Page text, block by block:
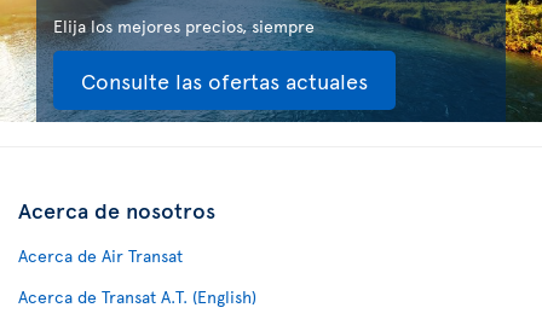
Elija los mejores precios, siempre
Consulte las ofertas actuales
Acerca de nosotros
Acerca de Air Transat
Acerca de Transat A.T. (English)